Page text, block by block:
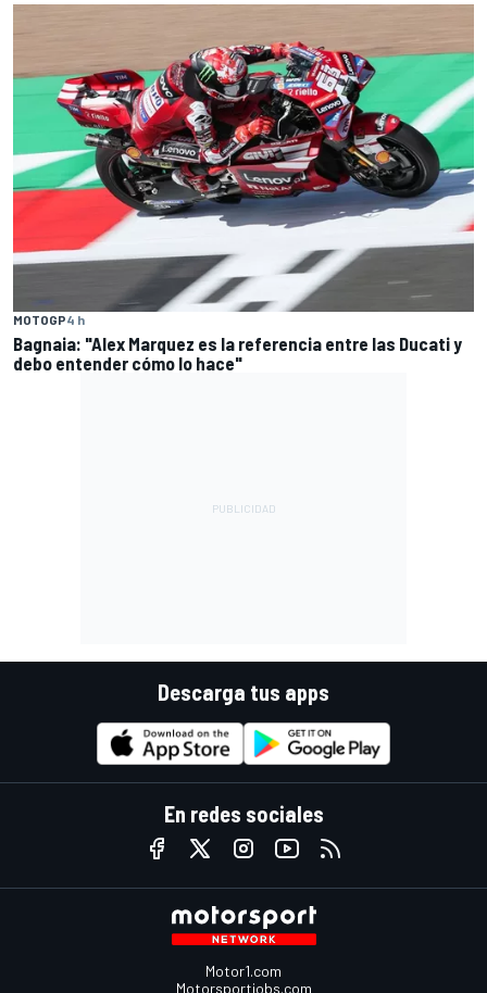
MOTOGP4 h
Bagnaia: "Alex Marquez es la referencia entre las Ducati y
debo entender cómo lo hace"
Descarga tus apps
En redes sociales
Motor1.com
Motorsportjobs.com